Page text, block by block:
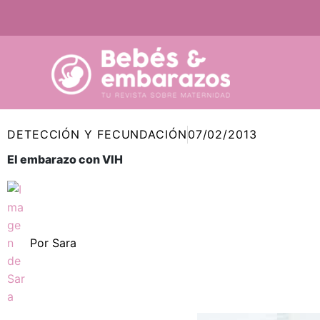
DETECCIÓN Y FECUNDACIÓN 07/02/2013
El embarazo con VIH
Por Sara